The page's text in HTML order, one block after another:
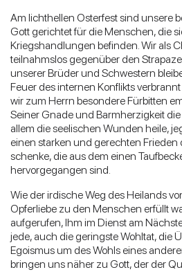
Am lichthellen Osterfest sind unsere
Gott gerichtet für die Menschen, die
Kriegshandlungen befinden. Wir als
teilnahmslos gegenüber den
unserer Brüder und Schwestern
Feuer des internen Konflikts
wir zum Herrn besondere Fürbitten
Seiner Gnade und Barmherzigkeit
allem die seelischen Wunden heile,
einen starken und gerechten Frieden
schenke, die aus dem einen
hervorgegangen sind.
Wie der irdische Weg des Heilands
Opferliebe zu den Menschen erfüllt
aufgerufen, Ihm im Dienst am
jede, auch die geringste Wohltat, die
Egoismus um des Wohls eines
bringen uns näher zu Gott, der der